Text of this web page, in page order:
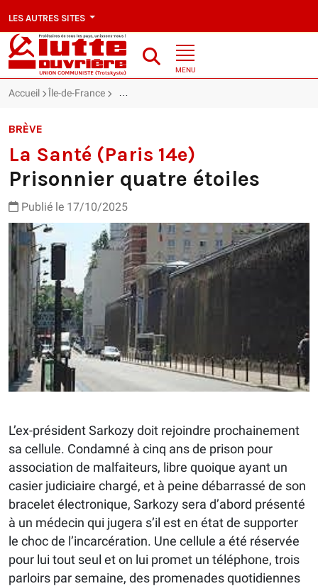
LES AUTRES SITES
MENU
Accueil Île-de-France La Santé (Paris 14e) : Prisonnier quatre étoiles
BRÈVE
La Santé (Paris 14e)
Prisonnier quatre étoiles
Publié le 17/10/2025
L’ex-président Sarkozy doit rejoindre prochainement
sa cellule. Condamné à cinq ans de prison pour
association de malfaiteurs, libre quoique ayant un
casier judiciaire chargé, et à peine débarrassé de son
bracelet électronique, Sarkozy sera d’abord présenté
à un médecin qui jugera s’il est en état de supporter
le choc de l’incarcération. Une cellule a été réservée
pour lui tout seul et on lui promet un téléphone, trois
parloirs par semaine, des promenades quotidiennes